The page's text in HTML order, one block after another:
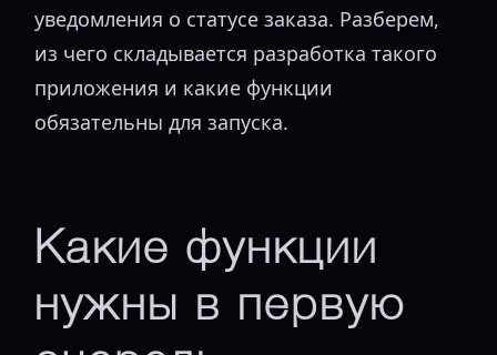
уведомления о статусе заказа. Разберем,
из чего складывается разработка такого
приложения и какие функции
обязательны для запуска.
Какие функции
нужны в первую